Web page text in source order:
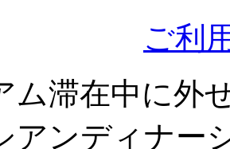
ご利
ム滞在中に外
アンディナー